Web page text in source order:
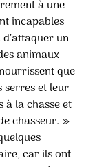
à une
incapables
un
animaux
que
serres et leur
à la chasse et
chasseur. »
car ils ont